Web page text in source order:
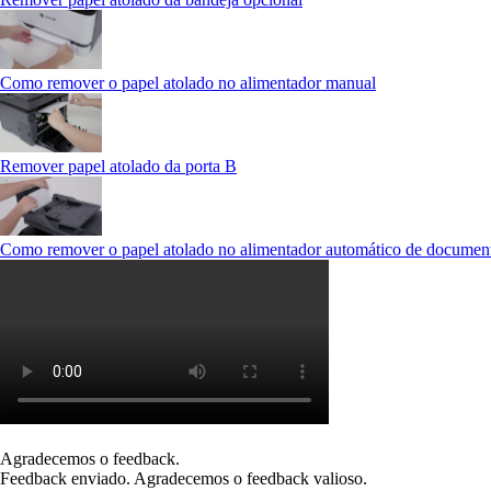
Como remover o papel atolado no alimentador manual
Remover papel atolado da porta B
Como remover o papel atolado no alimentador automático de
Agradecemos o feedback.
Feedback enviado. Agradecemos o feedback valioso.